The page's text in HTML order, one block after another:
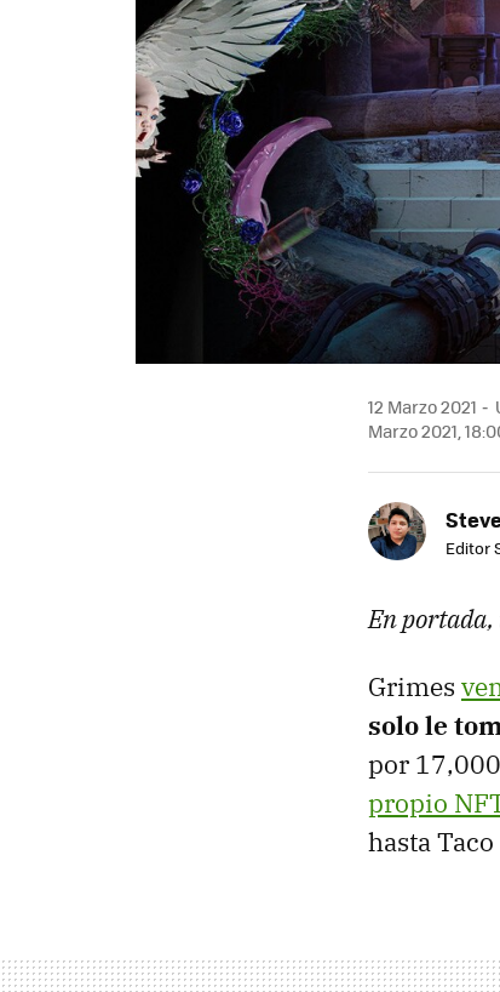
12 Marzo 2021
Marzo 2021,
Editor
En portada,
Grimes
solo le
por
propio
hasta